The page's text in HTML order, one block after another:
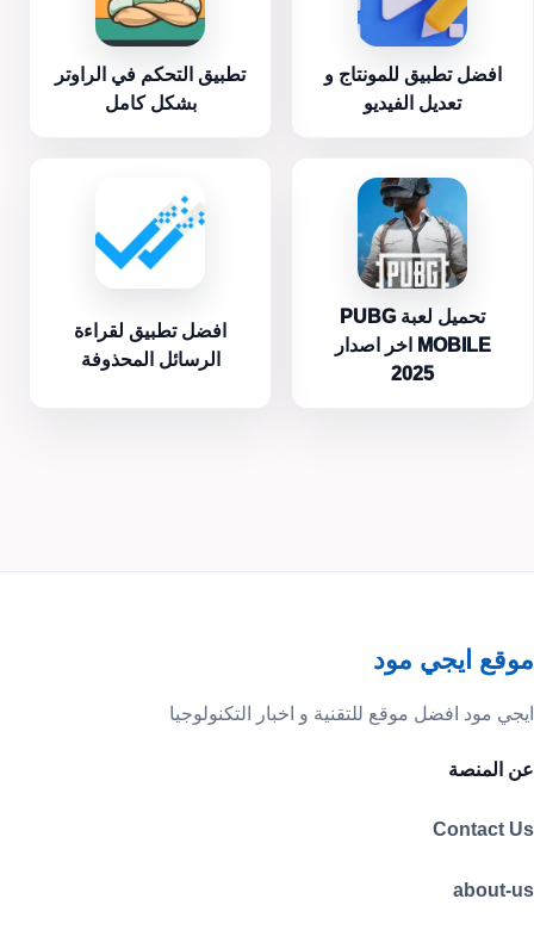
افضل تطبيق للمونتاج و
تعديل الفيديو
تطبيق التحكم في الراوتر
بشكل كامل
تحميل لعبة PUBG
MOBILE اخر اصدار
2025
افضل تطبيق لقراءة
الرسائل المحذوفة
موقع ايجي مود
ايجي مود افضل موقع للتقنية و اخبار التكنولوجيا
عن المنصة
Contact Us
about-us